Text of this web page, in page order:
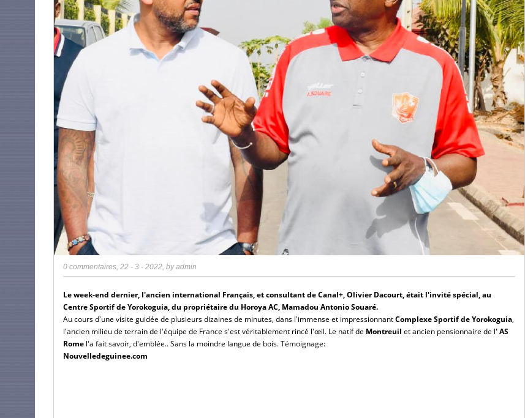
0 commentaires, 22 - 3 - 2022, byadmin
Le week-end dernier, l'ancien international Français, et consultant de Canal+, Olivier Dacourt, était l'invité spécial, au
Centre Sportif de Yorokoguia, du propriétaire du Horoya AC, Mamadou Antonio Souaré.
Au cours d'une visite guidée de plusieurs dizaines de minutes, dans l'immense et impressionnantComplexe Sportifde Yorokoguia,
l'ancien milieu de terrain de l'équipe de France s'est véritablement rincé l'œil. Le natif de Montreuil et ancien pensionnaire de l' AS
Rome l'a fait savoir, d'emblée.. Sans la moindre langue de bois. Témoignage:
Nouvelledeguinee.com